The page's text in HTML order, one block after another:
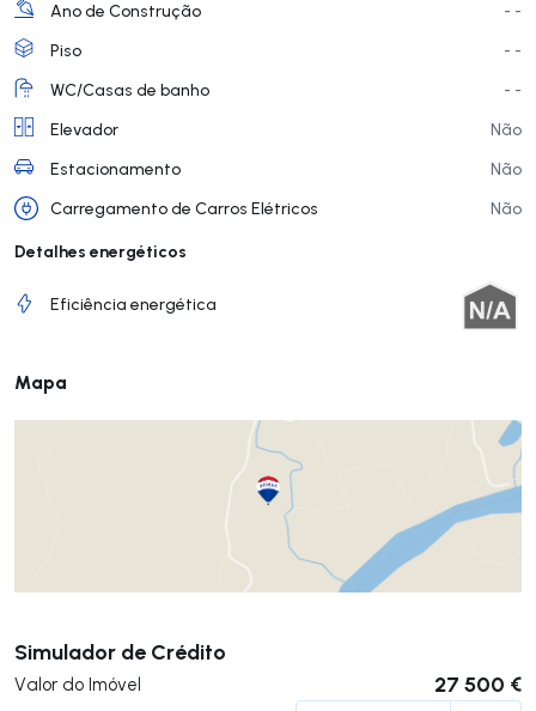
Ano de Construção
- -
Piso
- -
WC/Casas de banho
- -
Elevador
Não
Estacionamento
Não
Carregamento de Carros Elétricos
Não
Detalhes energéticos
Eficiência energética
Mapa
Simulador de Crédito
Valor do Imóvel 27 500 €
Submeter